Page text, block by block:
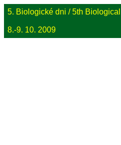
5. Biologické dni / 5th
8.-9. 10. 2009